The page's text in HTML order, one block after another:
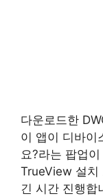
다운로드한
이 앱이 디바이
요?라는 팝업
TrueView 설치
긴 시간 진행합